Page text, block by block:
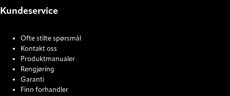
Kundeservice
Ofte stilte spørsmål
Kontakt oss
Produktmanualer
Rengjøring
Garanti
Finn forhandler